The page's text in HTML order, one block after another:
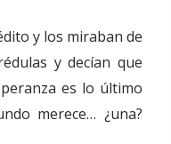
y los miraban de
y decían que
es lo último
merece… ¿una?